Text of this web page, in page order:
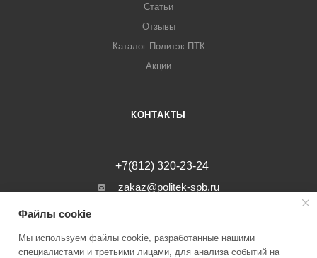
Статьи
Отзывы
Каталог Политэк-ПТК
Акции
КОНТАКТЫ
+7(812) 320-23-24
zakaz@politek-spb.ru
г. Санкт-Петербург, Минеральная ул, д.
Файлы cookie
Мы используем файлы cookie, разработанные нашими
специалистами и третьими лицами, для анализа событий на